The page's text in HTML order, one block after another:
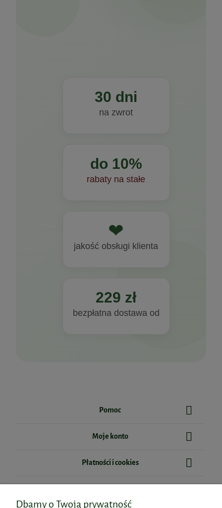
30 dni
na zwrot
do 10%
rabaty na stałe
❤
jakość obsługi klienta
229 zł
bezpłatna dostawa od
Pomoc
Moje konto
Płatności i cookies
Dbamy o Twoją prywatność